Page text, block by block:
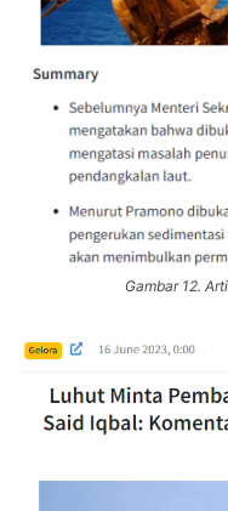
Gambar 12.